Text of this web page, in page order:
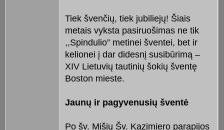
Tiek švenčių, tiek jubiliejų! Šiais
metais vyksta pasiruošimas ne tik
,,Spindulio” metinei šventei, bet ir
kelionei į dar didesnį susibūrimą –
XIV Lietuvių tautinių šokių šventę
Boston mieste.
Jaunų ir pagyvenusių šventė
Po šv. Mišių Šv. Kazimiero parapijos